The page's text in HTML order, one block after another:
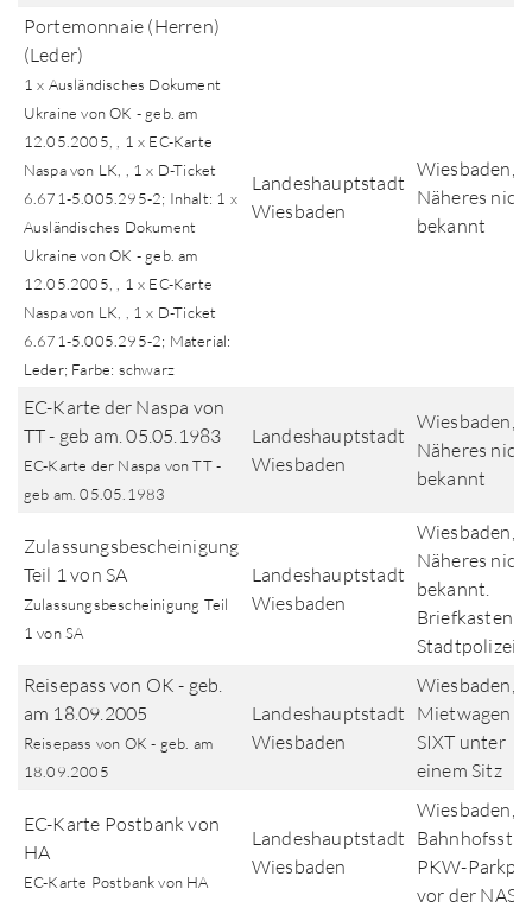
Portemonnaie (Herren)
(Leder)
1 x Ausländisches Dokument
Ukraine von OK - geb. am
12.05.2005, , 1 x EC-Karte
Naspa von LK, , 1 x D-Ticket
6.671-5.005.295-2; Inhalt: 1 x
Ausländisches Dokument
Ukraine von OK - geb. am
12.05.2005, , 1 x EC-Karte
Naspa von LK, , 1 x D-Ticket
6.671-5.005.295-2; Material:
Leder; Farbe: schwarz
Landeshauptstadt
Wiesbaden
Wiesbaden,
Näheres
bekannt
EC-Karte der Naspa von
TT - geb am. 05.05.1983
EC-Karte der Naspa von TT -
geb am. 05.05.1983
Landeshauptstadt
Wiesbaden
Wiesbaden,
Näheres
bekannt
Zulassungsbescheinigung
Teil 1 von SA
Zulassungsbescheinigung Teil
1 von SA
Landeshauptstadt
Wiesbaden
Wiesbaden,
Näheres
bekannt.
Briefkasten
Stadtpolizei
Reisepass von OK - geb.
am 18.09.2005
Reisepass von OK - geb. am
18.09.2005
Landeshauptstadt
Wiesbaden
Wiesbaden,
Mietwagen
SIXT unter
einem Sitz
EC-Karte Postbank von
HA
EC-Karte Postbank von HA
Landeshauptstadt
Wiesbaden
Wiesbaden,
PKW-
vor der